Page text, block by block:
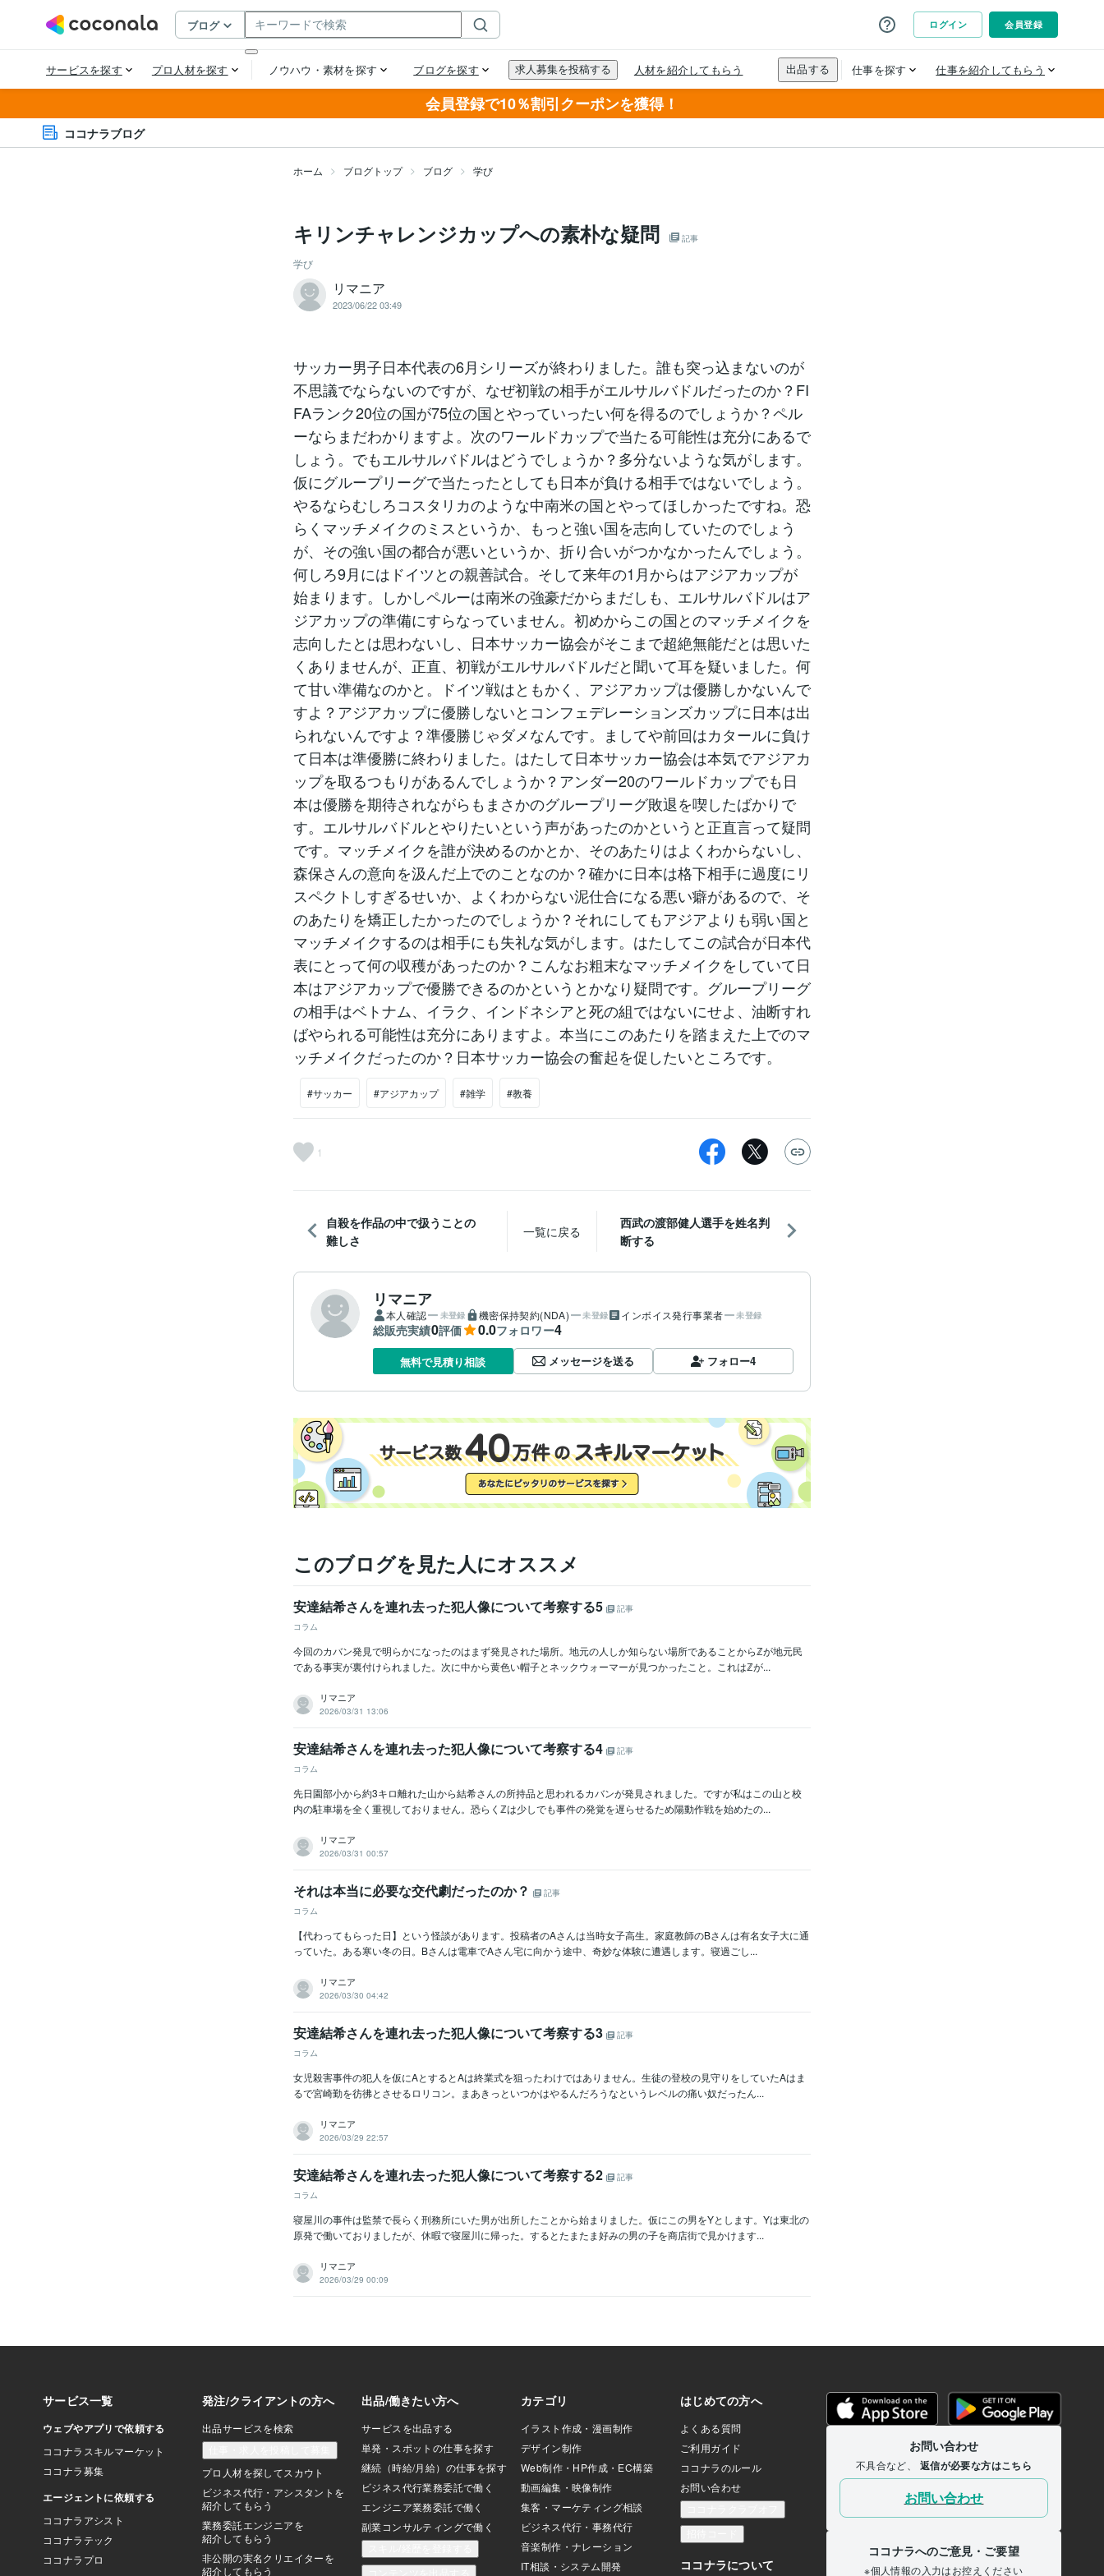
会員登録で10％割引クーポンを獲得！
ココナラブログ
ホーム ブログトップ ブログ 学び
キリンチャレンジカップへの素朴な疑問 記事
学び
リマニア
2023/06/22 03:49
サッカー男子日本代表の6月シリーズが終わりました。誰も突っ込まないのが
不思議でならないのですが、なぜ初戦の相手がエルサルバドルだったのか？FI
FAランク20位の国が75位の国とやっていったい何を得るのでしょうか？ペル
ーならまだわかりますよ。次のワールドカップで当たる可能性は充分にあるで
しょう。でもエルサルバドルはどうでしょうか？多分ないような気がします。
仮にグループリーグで当たったとしても日本が負ける相手ではないでしょう。
やるならむしろコスタリカのような中南米の国とやってほしかったですね。恐
らくマッチメイクのミスというか、もっと強い国を志向していたのでしょう
が、その強い国の都合が悪いというか、折り合いがつかなかったんでしょう。
何しろ9月にはドイツとの親善試合。そして来年の1月からはアジアカップが
始まります。しかしペルーは南米の強豪だからまだしも、エルサルバドルはア
ジアカップの準備にすらなっていません。初めからこの国とのマッチメイクを
志向したとは思わないし、日本サッカー協会がそこまで超絶無能だとは思いた
くありませんが、正直、初戦がエルサルバドルだと聞いて耳を疑いました。何
て甘い準備なのかと。ドイツ戦はともかく、アジアカップは優勝しかないんで
すよ？アジアカップに優勝しないとコンフェデレーションズカップに日本は出
られないんですよ？準優勝じゃダメなんです。ましてや前回はカタールに負け
て日本は準優勝に終わりました。はたして日本サッカー協会は本気でアジアカ
ップを取るつもりがあるんでしょうか？アンダー20のワールドカップでも日
本は優勝を期待されながらもまさかのグループリーグ敗退を喫したばかりで
す。エルサルバドルとやりたいという声があったのかというと正直言って疑問
です。マッチメイクを誰が決めるのかとか、そのあたりはよくわからないし、
森保さんの意向を汲んだ上でのことなのか？確かに日本は格下相手に過度にリ
スペクトしすぎるせいか、よくわからない泥仕合になる悪い癖があるので、そ
のあたりを矯正したかったのでしょうか？それにしてもアジアよりも弱い国と
マッチメイクするのは相手にも失礼な気がします。はたしてこの試合が日本代
表にとって何の収穫があったのか？こんなお粗末なマッチメイクをしていて日
本はアジアカップで優勝できるのかというとかなり疑問です。グループリーグ
の相手はベトナム、イラク、インドネシアと死の組ではないにせよ、油断すれ
ばやられる可能性は充分にありますよ。本当にこのあたりを踏まえた上でのマ
ッチメイクだったのか？日本サッカー協会の奮起を促したいところです。
#サッカー #アジアカップ #雑学 #教養
1
自殺を作品の中で扱うことの
難しさ
一覧に戻る
西武の渡部健人選手を姓名判
断する
リマニア
本人確認 未登録 機密保持契約(NDA) 未登録 インボイス発行事業者 未登録
総販売実績0評価 0.0フォロワー4
無料で見積り相談 メッセージを送る フォロー4
このブログを見た人にオススメ
安達結希さんを連れ去った犯人像について考察する5
記事
コラム
今回のカバン発見で明らかになったのはまず発見された場所。地元の人しか知らない場所であることからℤが地元民
である事実が裏付けられました。次に中から黄色い帽子とネックウォーマーが見つかったこと。これはℤが...
リマニア
2026/03/31 13:06
安達結希さんを連れ去った犯人像について考察する4
記事
コラム
先日園部小から約3キロ離れた山から結希さんの所持品と思われるカバンが発見されました。ですが私はこの山と校
内の駐車場を全く重視しておりません。恐らくℤは少しでも事件の発覚を遅らせるため陽動作戦を始めたの...
リマニア
2026/03/31 00:57
それは本当に必要な交代劇だったのか？
記事
コラム
【代わってもらった日】という怪談があります。投稿者のAさんは当時女子高生。家庭教師のBさんは有名女子大に通
っていた。ある寒い冬の日。Bさんは電車でAさん宅に向かう途中、奇妙な体験に遭遇します。寝過ごし...
リマニア
2026/03/30 04:42
安達結希さんを連れ去った犯人像について考察する3
記事
コラム
女児殺害事件の犯人を仮にAとするとAは終業式を狙ったわけではありません。生徒の登校の見守りをしていたAはま
るで宮崎勤を彷彿とさせるロリコン。まあきっといつかはやるんだろうなというレベルの痛い奴だったん...
リマニア
2026/03/29 22:57
安達結希さんを連れ去った犯人像について考察する2
記事
コラム
寝屋川の事件は監禁で長らく刑務所にいた男が出所したことから始まりました。仮にこの男をYとします。Yは東北の
原発で働いておりましたが、休暇で寝屋川に帰った。するとたまたま好みの男の子を商店街で見かけます...
リマニア
2026/03/29 00:09